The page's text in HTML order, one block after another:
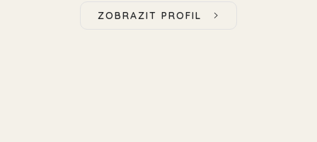
ZOBRAZIT PROFIL